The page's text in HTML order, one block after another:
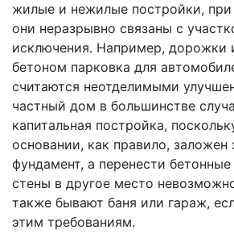
жилые и нежилые постройки, при
они неразрывно связаны с
исключения. Например, дорожки
бетоном парковка для
считаются неотделимыми
частный дом в большинстве
капитальная постройка,
основании, как правило, заложен
фундамент, а перенести
стены в другое место
также бывают баня или гараж,
этим требованиям.